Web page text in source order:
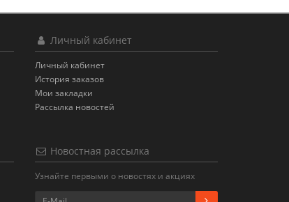
Личный кабинет
Личный кабинет
История заказов
Мои закладки
Рассылка новостей
Новостная рассылка
Узнайте первыми о новостях и акциях